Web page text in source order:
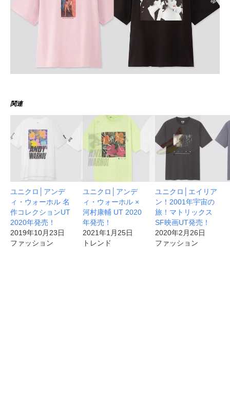
関連
ユニクロ│アンデ
ィ・ウォーホル 名
作コレクションUT
2020年発売！
2019年10月23日
ファッション
ユニクロ│アンデ
ィ・ウォーホル ×
河村康輔 UT 2020
年発売！
2021年1月25日
トレンド
ユニクロ│エイリア
ン！2001年宇宙の
旅！マトリックス
SF映画UT発売！
2020年2月26日
ファッション